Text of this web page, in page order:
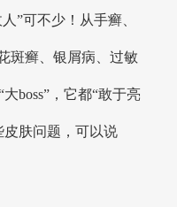
”可不少！从手癣、
斑癣、银屑病、过敏
boss”，它都“敢于亮
皮肤问题，可以说